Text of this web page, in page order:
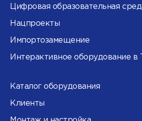
Цифровая образовательная
Нацпроекты
Импортозамещение
Интерактивное оборудование в
Каталог оборудования
Клиенты